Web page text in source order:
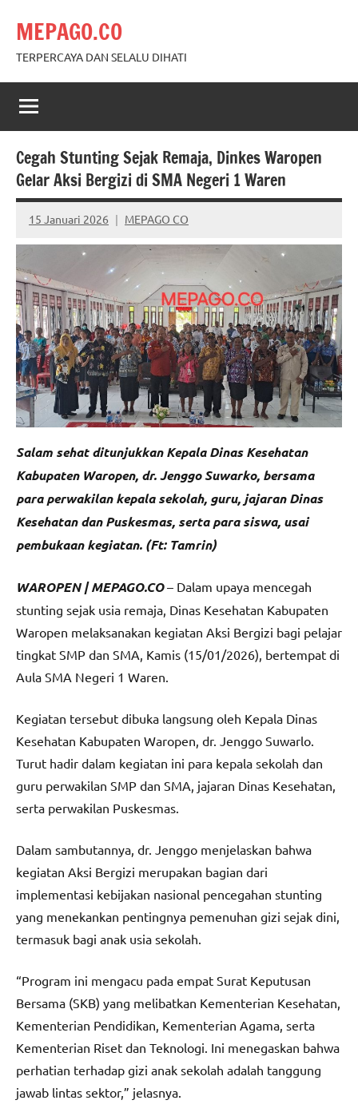
content
MEPAGO.CO
TERPERCAYA DAN SELALU DIHATI
Cegah Stunting Sejak Remaja, Dinkes Waropen
Gelar Aksi Bergizi di SMA Negeri 1 Waren
15 Januari 2026 MEPAGO CO
No
comments
Salam sehat ditunjukkan Kepala Dinas Kesehatan
Kabupaten Waropen, dr. Jenggo Suwarko, bersama
para perwakilan kepala sekolah, guru, jajaran Dinas
Kesehatan dan Puskesmas, serta para siswa, usai
pembukaan kegiatan. (Ft: Tamrin)
WAROPEN | MEPAGO.CO– Dalam upaya mencegah
stunting sejak usia remaja, Dinas Kesehatan Kabupaten
Waropen melaksanakan kegiatan Aksi Bergizi bagi pelajar
tingkat SMP dan SMA, Kamis (15/01/2026), bertempat di
Aula SMA Negeri 1 Waren.
Kegiatan tersebut dibuka langsung oleh Kepala Dinas
Kesehatan Kabupaten Waropen, dr. Jenggo Suwarlo.
Turut hadir dalam kegiatan ini para kepala sekolah dan
guru perwakilan SMP dan SMA, jajaran Dinas Kesehatan,
serta perwakilan Puskesmas.
Dalam sambutannya, dr. Jenggo menjelaskan bahwa
kegiatan Aksi Bergizi merupakan bagian dari
implementasi kebijakan nasional pencegahan stunting
yang menekankan pentingnya pemenuhan gizi sejak dini,
termasuk bagi anak usia sekolah.
“Program ini mengacu pada empat Surat Keputusan
Bersama (SKB) yang melibatkan Kementerian Kesehatan,
Kementerian Pendidikan, Kementerian Agama, serta
Kementerian Riset dan Teknologi. Ini menegaskan bahwa
perhatian terhadap gizi anak sekolah adalah tanggung
jawab lintas sektor,” jelasnya.